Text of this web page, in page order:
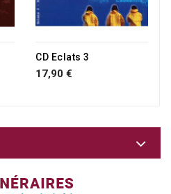
RUPTURE DE STOCK
CD Eclats 3
17,90 €